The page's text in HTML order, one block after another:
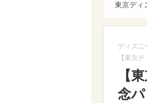
東京ディ
ディズニ
【東京
【
念